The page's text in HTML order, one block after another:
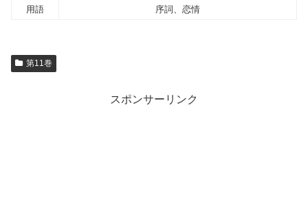
用語
序詞、恋情
第11巻
スポンサーリンク